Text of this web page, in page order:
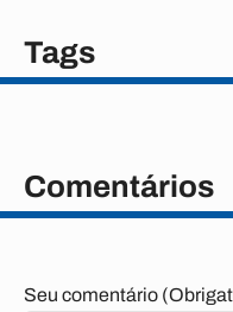
Tags
Comentários
Seu comentário